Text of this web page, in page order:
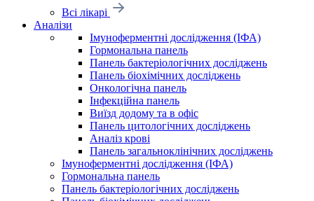
Всі лікарі
Аналізи
Імуноферментні дослідження (ІФА)
Гормональна панель
Панель бактеріологічних досліджень
Панель біохімічних досліджень
Онкологічна панель
Інфекційна панель
Виїзд додому та в офіс
Панель цитологічних досліджень
Аналіз крові
Панель загальноклінічних досліджень
Імуноферментні дослідження (ІФА)
Гормональна панель
Панель бактеріологічних досліджень